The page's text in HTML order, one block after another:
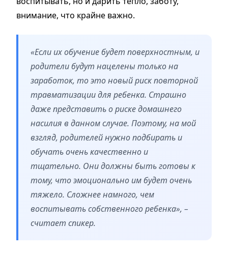
внимание, что крайне важно.
«Если их обучение будет поверхностным, и
родители будут нацелены только на
заработок, то это новый риск повторной
травматизации для ребенка. Страшно
даже представить о риске домашнего
насилия в данном случае. Поэтому, на мой
взгляд, родителей нужно подбирать и
обучать очень качественно и
тщательно. Они должны быть готовы к
тому, что эмоционально им будет очень
тяжело. Сложнее намного, чем
воспитывать собственного ребенка», –
считает спикер.